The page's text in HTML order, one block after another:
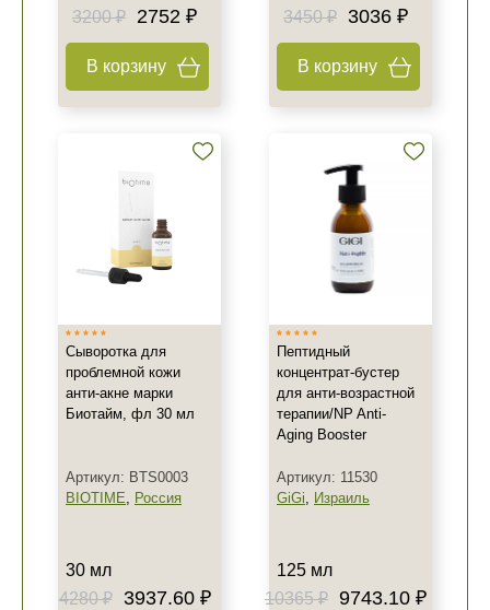
3200 ₽
2752 ₽
В корзину
3450 ₽
3036 ₽
В корзину
Сыворотка для
проблемной кожи
анти-акне марки
Биотайм, фл 30 мл
Артикул: BTS0003
BIOTIME, Россия
30 мл
4280 ₽
3937.60 ₽
Пептидный
концентрат-бустер
для анти-возрастной
терапии/NP Anti-
Aging Booster
Артикул: 11530
GiGi, Израиль
125 мл
10365 ₽ 9743.10 ₽